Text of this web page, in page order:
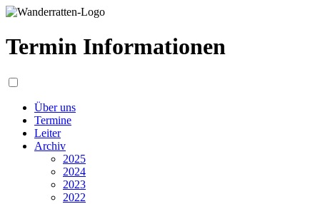
Termin Informationen
Über uns
Termine
Leiter
Archiv
2025
2024
2023
2022